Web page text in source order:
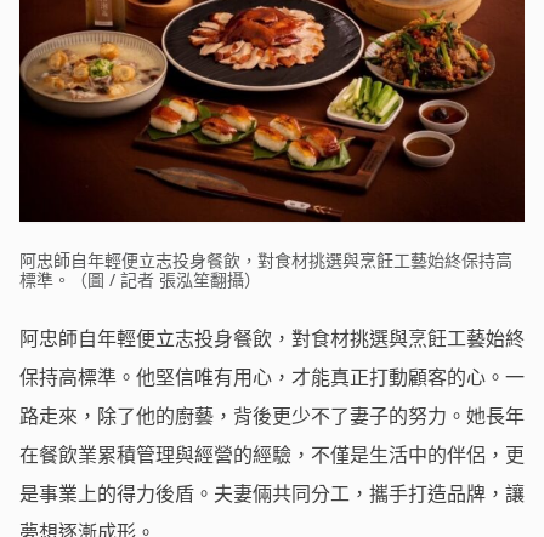
阿忠師自年輕便立志投身餐飲，對食材挑選與烹飪工藝始終保持高
標準。（圖 / 記者 張泓笙翻攝）
阿忠師自年輕便立志投身餐飲，對食材挑選與烹飪工藝始終
保持高標準。他堅信唯有用心，才能真正打動顧客的心。一
路走來，除了他的廚藝，背後更少不了妻子的努力。她長年
在餐飲業累積管理與經營的經驗，不僅是生活中的伴侶，更
是事業上的得力後盾。夫妻倆共同分工，攜手打造品牌，讓